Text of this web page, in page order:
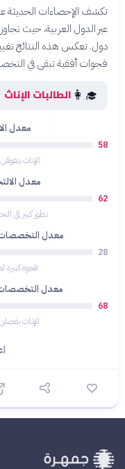
تكشف الإحصاءات الحديثة
عبر الدول العربية، حيث
دول. تعكس هذه النتائج
فجوات أفقية تبقى في
👩‍🎓الطالبات الإناث
معدل
58
الإناث
معدل
62
تطور كبير في
معدل التخصصات
28
فجوة كبيرة
معدل التخصصات
68
الإناث